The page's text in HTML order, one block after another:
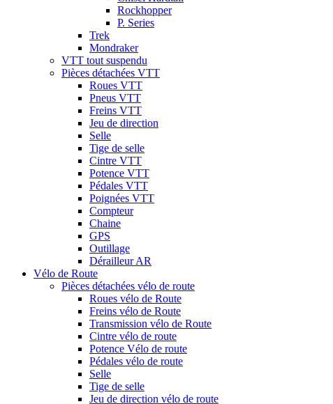
Rockhopper
P. Series
Trek
Mondraker
VTT tout suspendu
Pièces détachées VTT
Roues VTT
Pneus VTT
Freins VTT
Jeu de direction
Selle
Tige de selle
Cintre VTT
Potence VTT
Pédales VTT
Poignées VTT
Compteur
Chaine
GPS
Outillage
Dérailleur AR
Vélo de Route
Pièces détachées vélo de route
Roues vélo de Route
Freins vélo de Route
Transmission vélo de Route
Cintre vélo de route
Potence Vélo de route
Pédales vélo de route
Selle
Tige de selle
Jeu de direction vélo de route